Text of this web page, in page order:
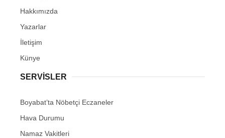
Hakkımızda
Yazarlar
İletişim
Künye
SERVISLER
Boyabat’ta Nöbetçi Eczaneler
Hava Durumu
Namaz Vakitleri